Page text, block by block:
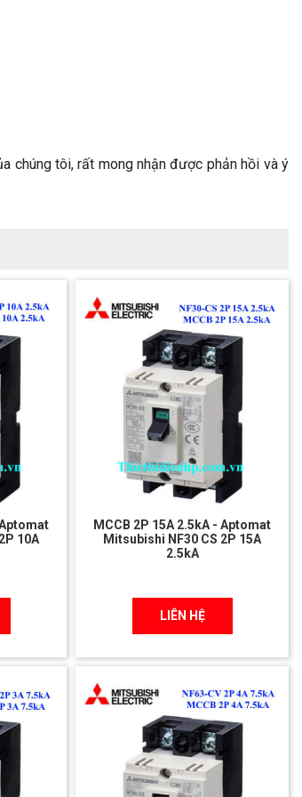
chúng tôi, rất mong nhận được phản hồi và ý
10A
MCCB 2P 15A 2.5kA - Aptomat
Mitsubishi NF30 CS 2P 15A
2.5kA
LIÊN HỆ